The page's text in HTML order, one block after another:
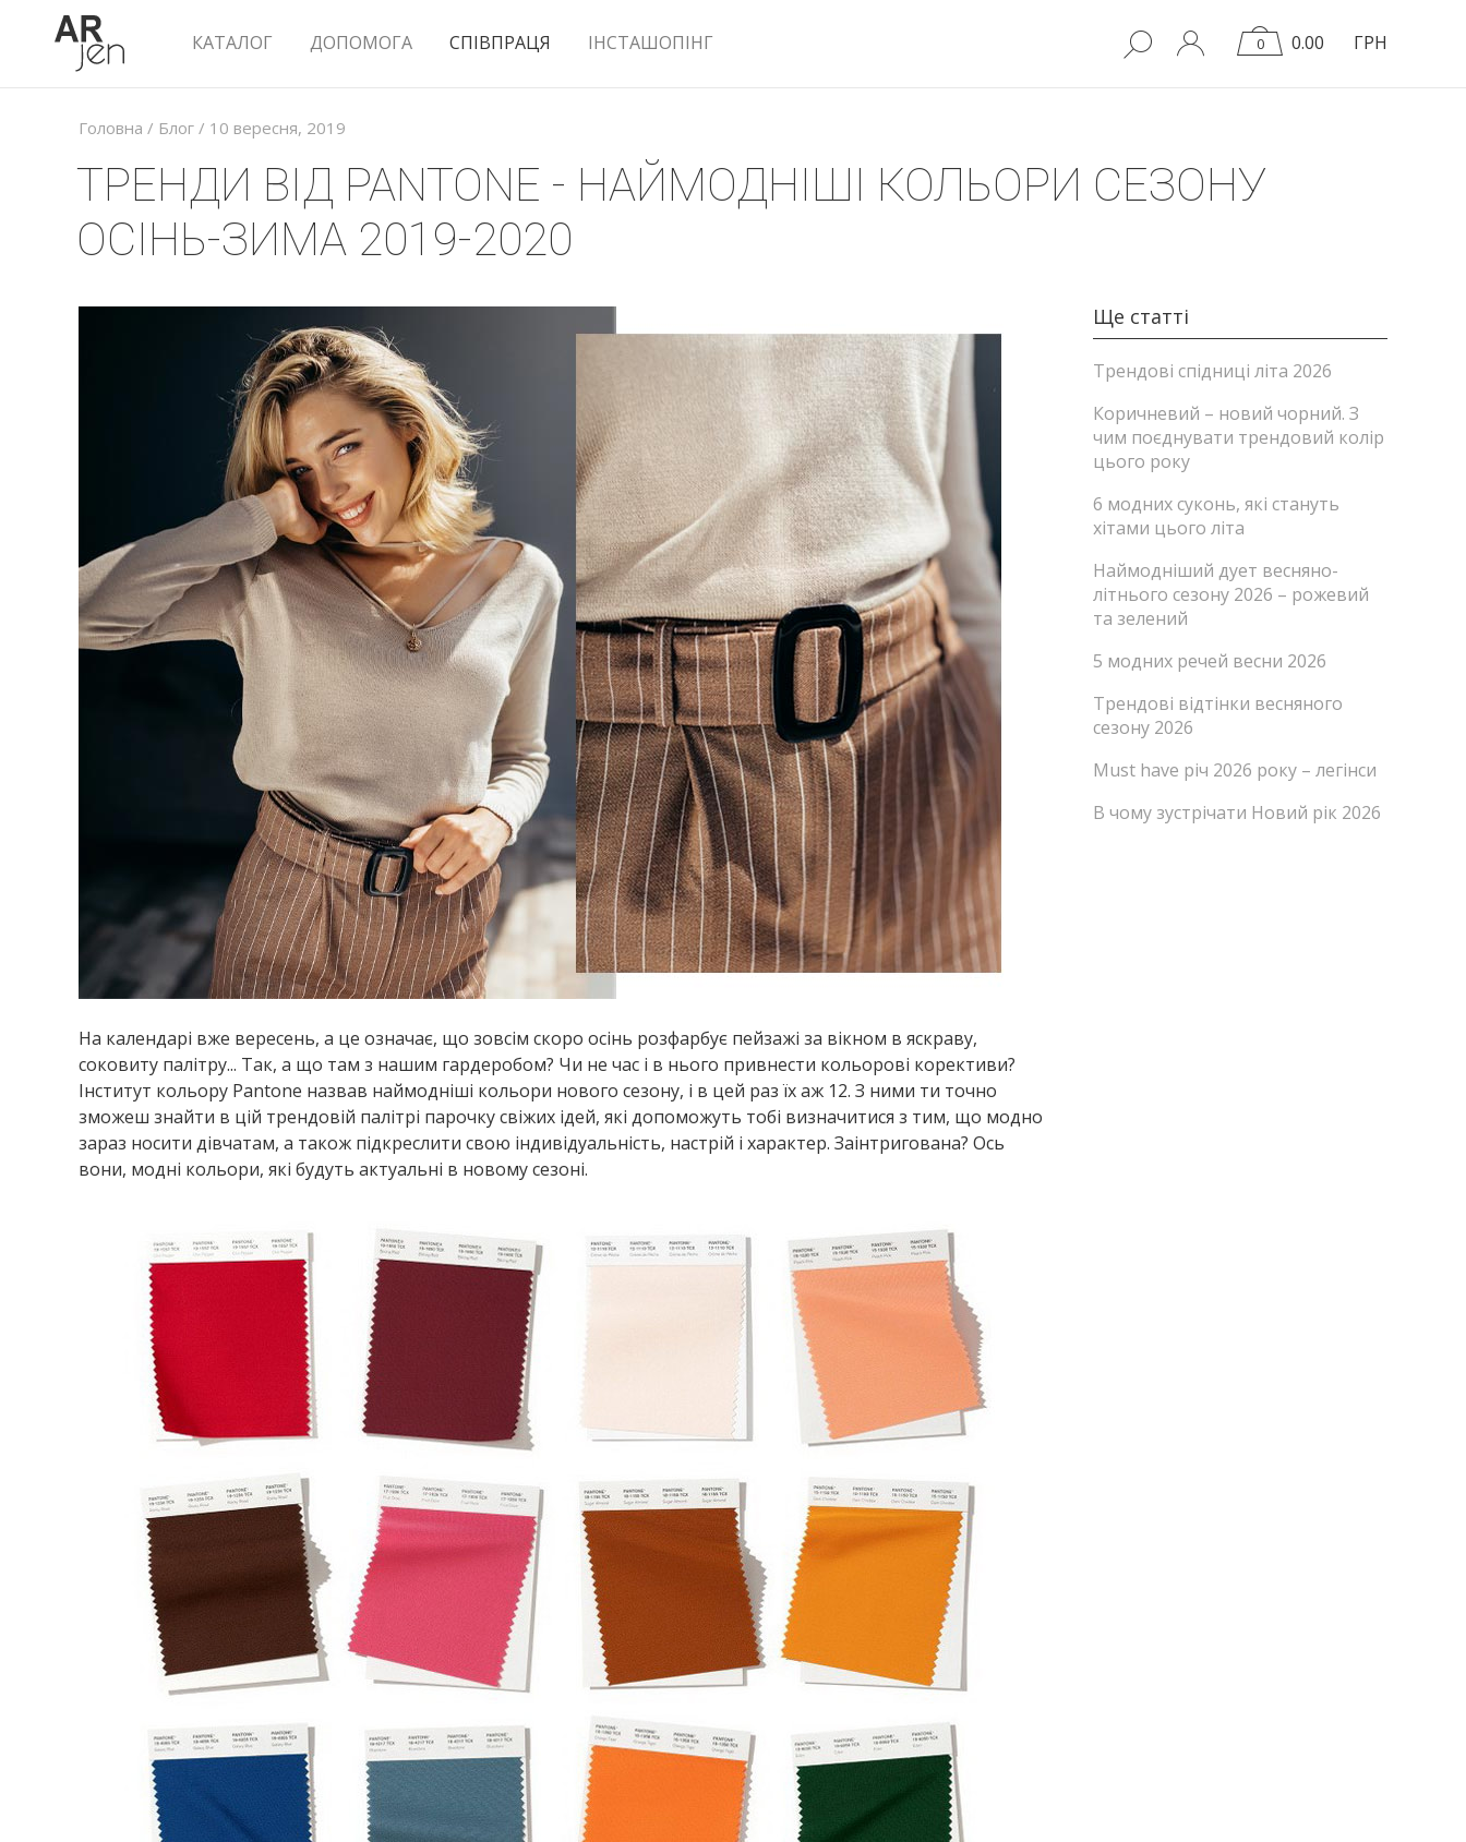
КАТАЛОГ ДОПОМОГА СПІВПРАЦЯ ІНСТАШОПІНГ 0 0.00 ГРН
Головна / Блог / 10 вересня, 2019
ТРЕНДИ ВІД PANTONE - НАЙМОДНІШІ КОЛЬОРИ СЕЗОНУ
ОСІНЬ-ЗИМА 2019-2020
На календарі вже вересень, а це означає, що зовсім скоро осінь розфарбує пейзажі за вікном в яскраву,
соковиту палітру... Так, а що там з нашим гардеробом? Чи не час і в нього привнести кольорові корективи?
Інститут кольору Pantone назвав наймодніші кольори нового сезону, і в цей раз їх аж 12. З ними ти точно
зможеш знайти в цій трендовій палітрі парочку свіжих ідей, які допоможуть тобі визначитися з тим, що модно
зараз носити дівчатам, а також підкреслити свою індивідуальність, настрій і характер. Заінтригована? Ось
вони, модні кольори, які будуть актуальні в новому сезоні.
Ще статті
Трендові спідниці літа 2026
Коричневий – новий чорний. З
чим поєднувати трендовий колір
цього року
6 модних суконь, які стануть
хітами цього літа
Наймодніший дует весняно-
літнього сезону 2026 – рожевий
та зелений
5 модних речей весни 2026
Трендові відтінки весняного
сезону 2026
Must have річ 2026 року – легінси
В чому зустрічати Новий рік 2026